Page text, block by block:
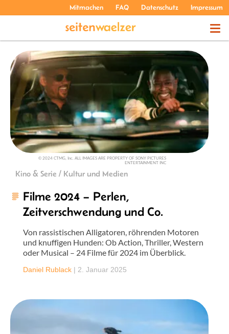
Mitmachen FAQ Datenschutz Impressum
THEMEN
ÜBER UNS
© 2024 CTMG, Inc. ALL IMAGES ARE PROPERTY OF SONY PICTURES
ENTERTAINMENT INC
Kino & Serie / Kultur und Medien
Filme 2024 – Perlen,
Zeitverschwendung und Co.
Von rassistischen Alligatoren, röhrenden Motoren
und knuffigen Hunden: Ob Action, Thriller, Western
oder Musical – 24 Filme für 2024 im Überblick.
Daniel Rublack | 2. Januar 2025